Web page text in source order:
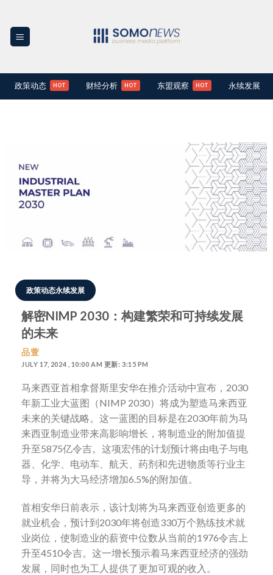
content
政策动态 财经分析 东盟观察 永续发展
政策动态永续发展
解密NIMP 2030：构建繁荣和可持续发展
的未来
品萱
JULY 17, 2024 , 10:00 AM 更新: 3:15 PM
马来西亚首相拿督斯里安华在推介活动中宣布，2030
年新工业大蓝图（NIMP 2030）将成为塑造马来西亚
未来的关键战略。这一蓝图的目标是在2030年前为马
来西亚制造业带来高影响增长，将制造业的附加值提
升至5875亿令吉。这项宏伟的计划预计将由电子与电
器、化学、电动车、航天、药剂和先进物质等行业主
导，并将为大马经济增加6.5%的附加值。
首相安华日前表示，该计划将为马来西亚创造更多的
就业机会，预计到2030年将创造330万个熟练技术就
业岗位，使制造业的薪资中位数从当前的1976令吉上
升至4510令吉。这一增长预示着马来西亚经济的强劲
发展，同时也为工人提供了更加可观的收入。